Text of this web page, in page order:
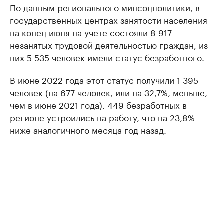
По данным регионального минсоцполитики, в
государственных центрах занятости населения
на конец июня на учете состояли 8 917
незанятых трудовой деятельностью граждан, из
них 5 535 человек имели статус безработного.
В июне 2022 года этот статус получили 1 395
человек (на 677 человек, или на 32,7%, меньше,
чем в июне 2021 года). 449 безработных в
регионе устроились на работу, что на 23,8%
ниже аналогичного месяца год назад.